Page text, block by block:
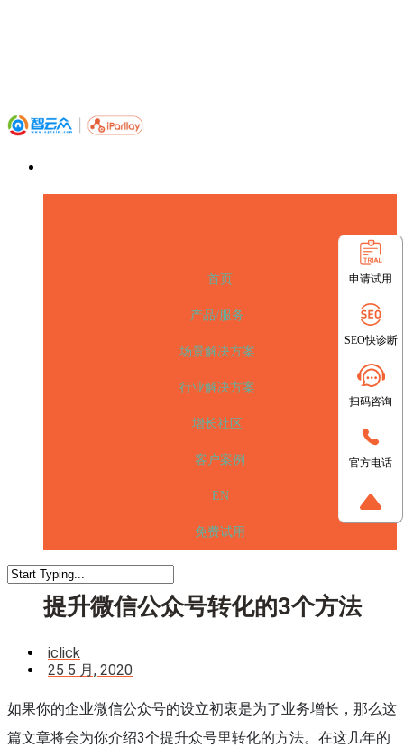
首页
产品/服务
场景解决方案
行业解决方案
增长社区
客户案例
EN
免费试用
提升微信公众号转化的3个方法
iclick
25 5 月, 2020
如果你的企业微信公众号的设立初衷是为了业务增长，那么这
篇文章将会为你介绍3个提升众号里转化的方法。在这几年的
申请试用
SEO快诊断
扫码咨询
官方电话